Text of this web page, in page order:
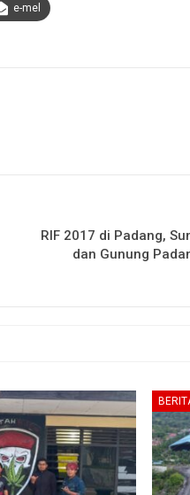
e-mel
RIF 2017 di Padang,
dan Gunung